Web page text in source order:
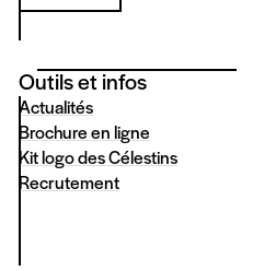
Outils et infos
Actualités
Brochure en ligne
Kit logo des Célestins
Recrutement